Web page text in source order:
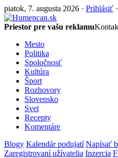
piatok, 7. augusta 2026 · Prihlásiť ·
Priestor pre vašu reklamu
Mesto
Politika
Spoločnosť
Kultúra
Šport
Rozhovory
Slovensko
Svet
Recepty
Komentáre
Blogy Kalendár podujatí Napísať
Zaregistrovaní užívatelia Inzercia